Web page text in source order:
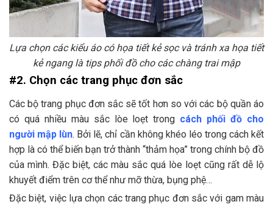
Lựa chọn các kiểu áo có họa tiết kẻ sọc và tránh xa họa tiết
kẻ ngang là tips phối đồ cho các chàng trai mập
#2. Chọn các trang phục đơn sắc
Các bộ trang phục đơn sắc sẽ tốt hơn so với các bộ quần áo
có quá nhiều màu sắc lòe loẹt trong cách phối đồ cho
người mập lùn. Bởi lẽ, chỉ cần không khéo léo trong cách kết
hợp là có thể biến bạn trở thành “thảm họa” trong chính bộ đồ
của mình. Đặc biệt, các màu sắc quá lòe loẹt cũng rất dễ lộ
khuyết điểm trên cơ thể như mỡ thừa, bụng phệ…
Đặc biệt, việc lựa chọn các trang phục đơn sắc với gam màu